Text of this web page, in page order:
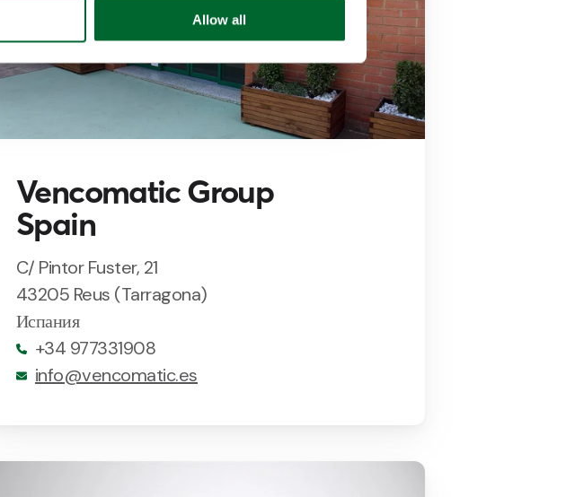
Allow all
Vencomatic Group
Spain
C/ Pintor Fuster, 21
43205 Reus (Tarragona)
Испания
+34 977331908
info@vencomatic.es